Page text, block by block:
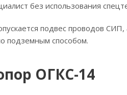
без использования
подвес проводов
подземным способом.
ОГКС-14